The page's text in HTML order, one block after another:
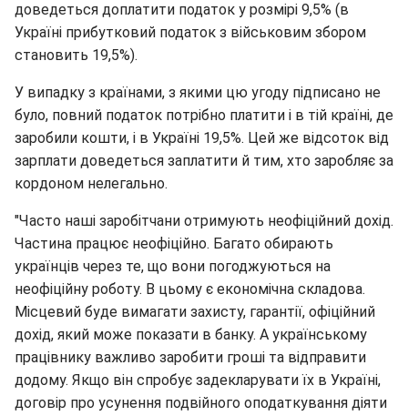
доведеться доплатити податок у розмірі 9,5% (в
Україні прибутковий податок з військовим збором
становить 19,5%).
У випадку з країнами, з якими цю угоду підписано не
було, повний податок потрібно платити і в тій країні, де
заробили кошти, і в Україні 19,5%. Цей же відсоток від
зарплати доведеться заплатити й тим, хто заробляє за
кордоном нелегально.
"Часто наші заробітчани отримують неофіційний дохід.
Частина працює неофіційно. Багато обирають
українців через те, що вони погоджуються на
неофіційну роботу. В цьому є економічна складова.
Місцевий буде вимагати захисту, гарантії, офіційний
дохід, який може показати в банку. А українському
працівнику важливо заробити гроші та відправити
додому. Якщо він спробує задекларувати їх в Україні,
договір про усунення подвійного оподаткування діяти